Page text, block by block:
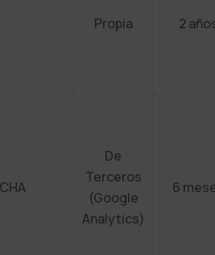
Propia 2
De
Terceros
(Google
Analytics)
6